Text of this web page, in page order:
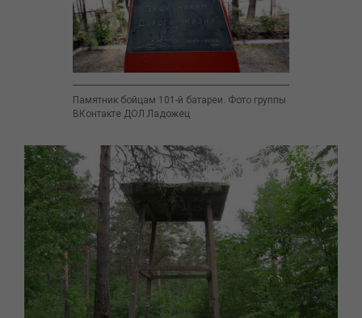
Памятник бойцам 101-й батареи. Фото группы
ВКонтакте ДОЛ Ладожец